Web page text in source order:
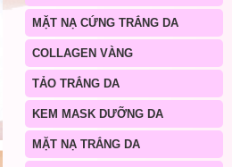
MẶT NẠ CỨNG TRẮNG DA
COLLAGEN VÀNG
TẢO TRẮNG DA
KEM MASK DƯỠNG DA
MẶT NẠ TRẮNG DA